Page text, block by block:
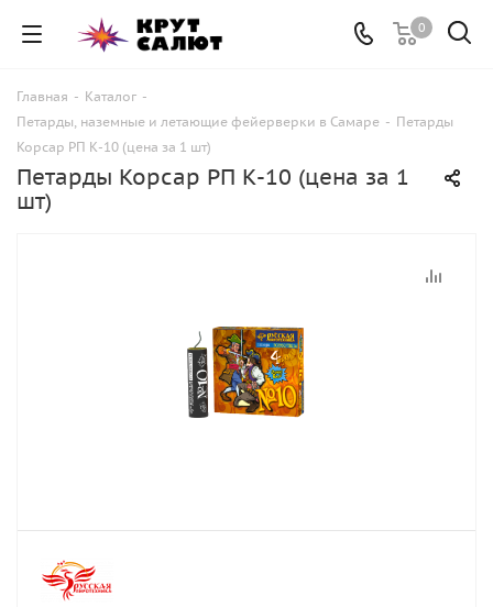
0
Главная - Каталог -
Петарды, наземные и летающие фейерверки в Самаре - Петарды
Корсар РП К-10 (цена за 1 шт)
Петарды Корсар РП К-10 (цена за 1
шт)